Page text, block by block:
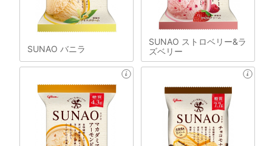
SUNAO バニラ
SUNAO ストロベリー&ラ
ズベリー